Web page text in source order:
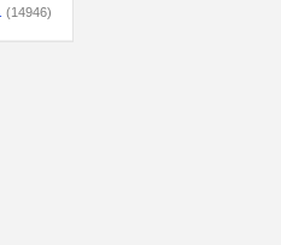
(14946)